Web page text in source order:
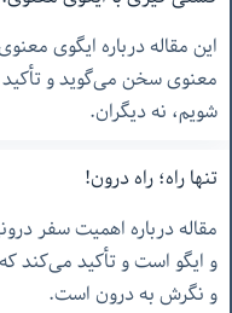
این مقاله درباره ایگوی
معنوی سخن می‌گوید و تأکید
شویم، نه دیگران.
تنها راه؛ راه درون!
مقاله درباره اهمیت سفر
و ایگو است و تأکید می‌کند
و نگرش به درون است.